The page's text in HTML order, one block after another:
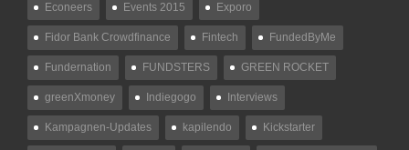
Econeers Events 2015 Exporo
Fidor Bank Crowdfinance Fintech FundedByMe
Fundernation FUNDSTERS GREEN ROCKET
greenXmoney Indiegogo Interviews
Kampagnen-Updates kapilendo Kickstarter